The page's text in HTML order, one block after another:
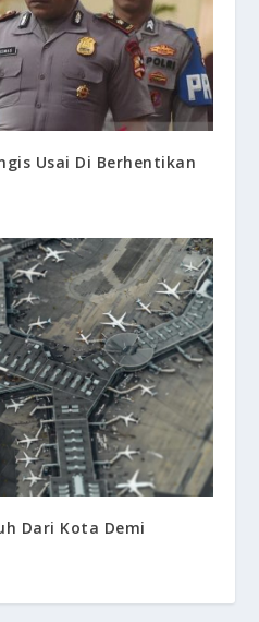
Usai Di Berhentikan
Dari Kota Demi